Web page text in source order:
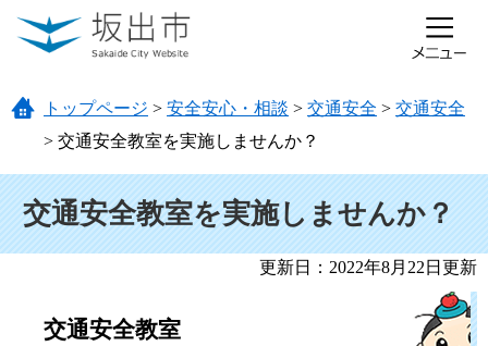
ページの先頭です。
メニューを飛ばして本文へ
トップページ > 安全安心・相談 > 交通安全 > 交通安全
> 交通安全教室を実施しませんか？
交通安全教室を実施しませんか？
更新日：2022年8月22日更新
交通安全教室